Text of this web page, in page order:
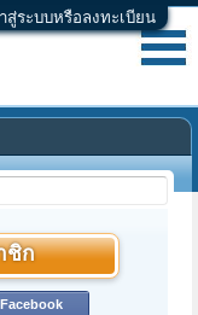
สู่ระบบหรือลงทะเบียน
ชิก